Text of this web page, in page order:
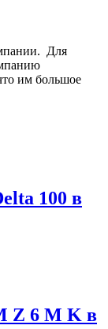
Для
им большое
100 в
Z 6 M K в